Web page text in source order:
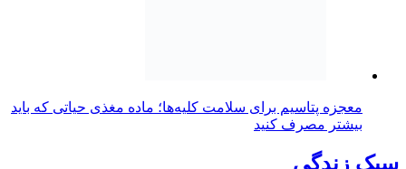
معجزه پتاسیم برای سلامت کلیه‌ها؛ ماده مغذی حیاتی که باید
بیشتر مصرف کنید
سبک زندگی